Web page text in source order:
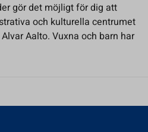
gör det möjligt för dig att
och kulturella centrumet
Aalto. Vuxna och barn har